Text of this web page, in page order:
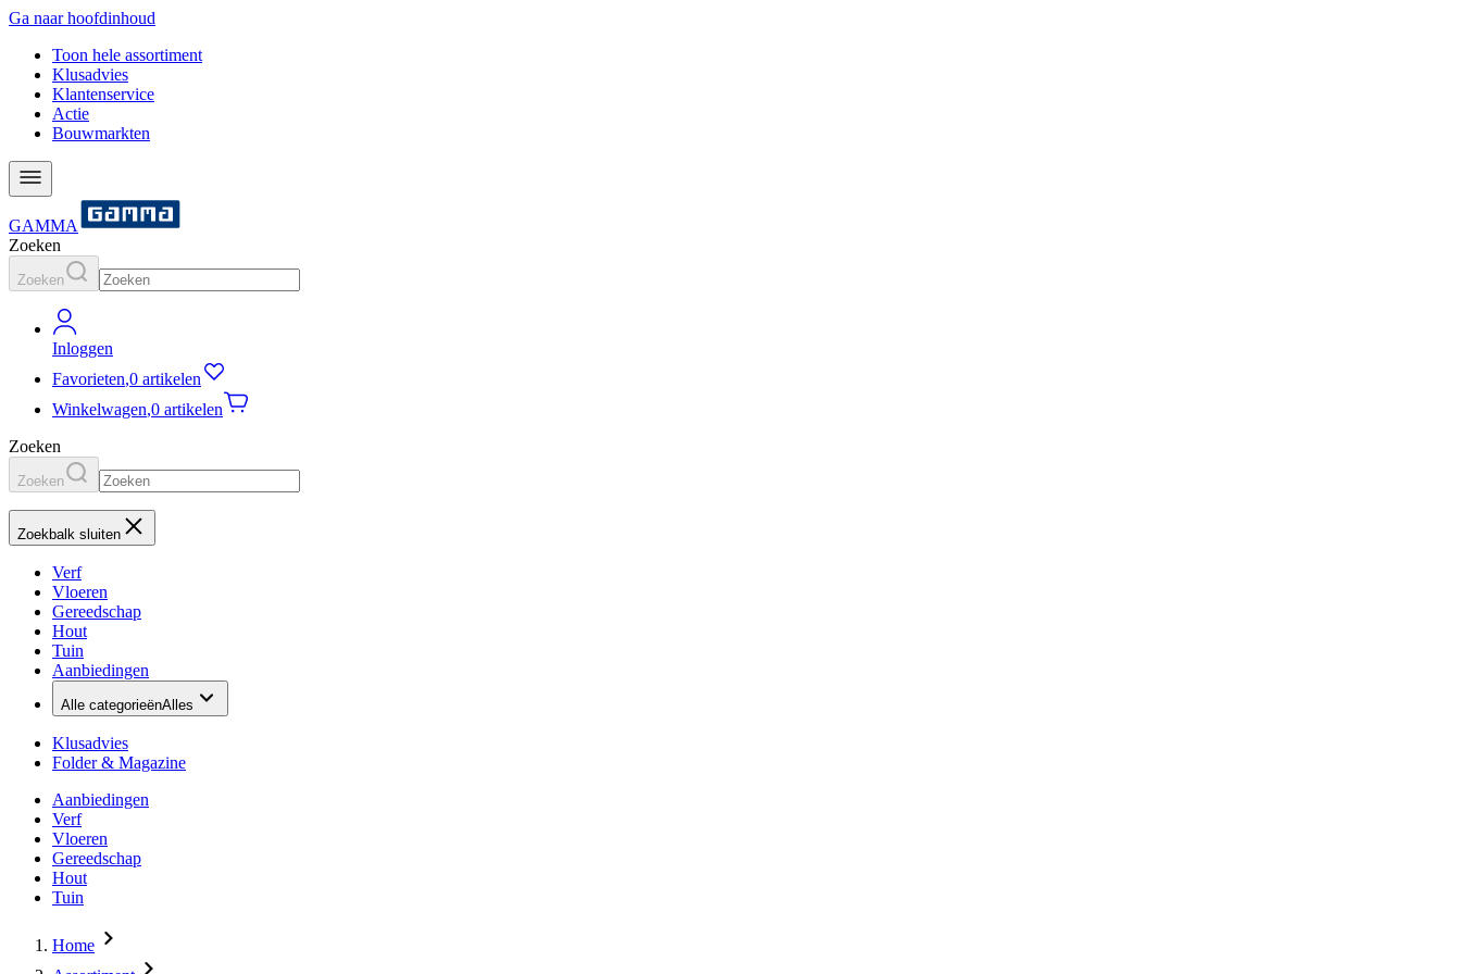
Ga naar hoofdinhoud
Toon hele assortiment
Klusadvies
Klantenservice
Actie
Bouwmarkten
GAMMA
Zoeken
Zoeken
Inloggen
Favorieten,0 artikelen
Winkelwagen,0 artikelen
Zoeken
Zoeken
Zoekbalk sluiten
Verf
Vloeren
Gereedschap
Hout
Tuin
Aanbiedingen
Alle categorieënAlles
Klusadvies
Folder & Magazine
Aanbiedingen
Verf
Vloeren
Gereedschap
Hout
Tuin
Home